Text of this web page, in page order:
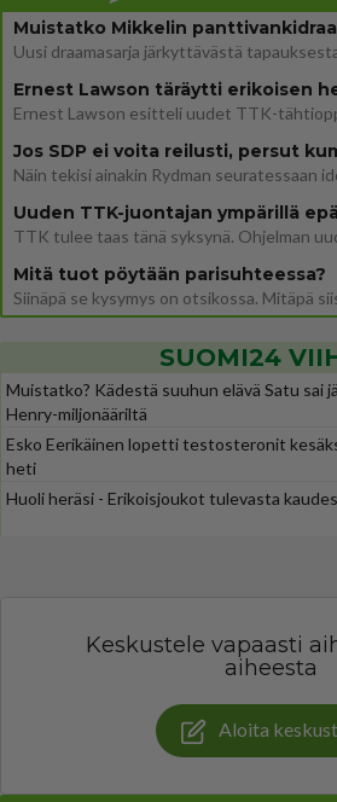
Muistatko Mikkelin
Mitä tuot pöytään parisuhteessa?
SUOMI24
Muistatko? Kädestä suuhun elävä Satu sai
Henry-miljonääriltä
Esko Eerikäinen lopetti testosteronit
heti
Huoli heräsi - Erikoisjoukot tulevasta
Keskustele vapaasti
aiheesta
Aloita